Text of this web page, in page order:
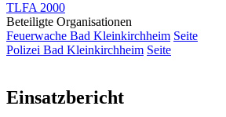
TLFA 2000
Beteiligte Organisationen
Feuerwache Bad Kleinkirchheim Seite
Polizei Bad Kleinkirchheim Seite
Einsatzbericht